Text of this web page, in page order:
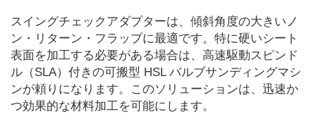
スイングチェックアダプターは、傾斜角度の大きいノ
ン・リターン・フラップに最適です。特に硬いシート
表面を加工する必要がある場合は、高速駆動スピンド
ル（SLA）付きの可搬型 HSL バルブサンディングマシ
ンが頼りになります。このソリューションは、迅速か
つ効果的な材料加工を可能にします。